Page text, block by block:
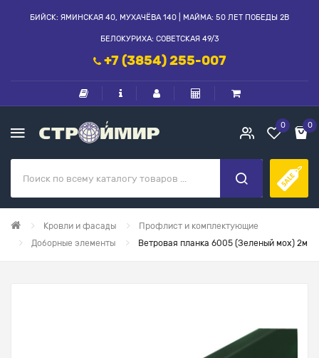
БИЙСК: ЯМИНСКАЯ 40, МУХАЧЁВА 140 | МАЙМА: 50 ЛЕТ ПОБЕДЫ 2В
БЕЛОКУРИХА: СОВЕТСКАЯ 49/3
+7 (3854) 255-007
0 0
Кровли и фасады
Профлист и комплектующие
Доборные элементы
Ветровая планка 6005 (Зеленый мох) 2м